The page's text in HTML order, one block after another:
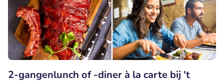
2-gangenlunch of -diner à la carte bij 't